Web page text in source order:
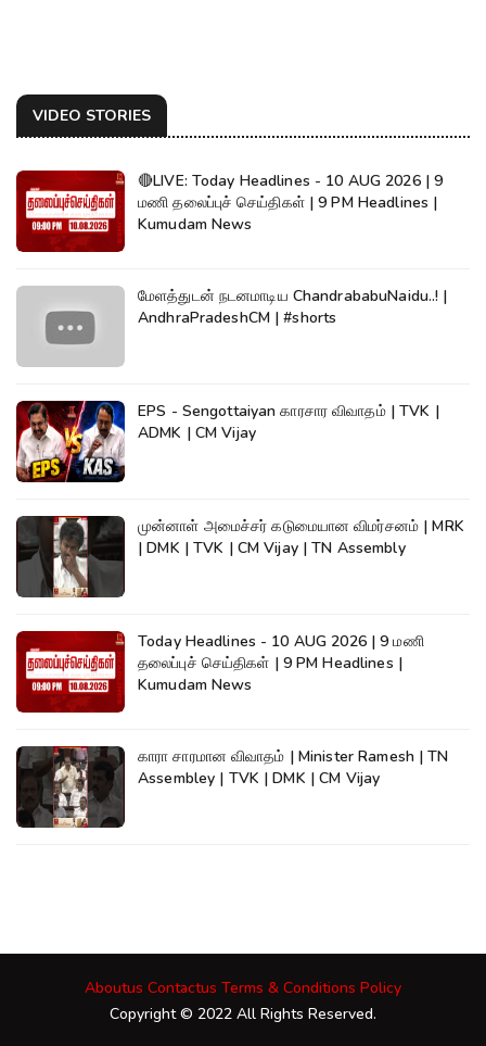
VIDEO STORIES
🔴LIVE: Today Headlines - 10 AUG 2026 | 9
மணி தலைப்புச் செய்திகள் | 9 PM Headlines |
Kumudam News
மேளத்துடன் நடனமாடிய ChandrababuNaidu..! |
AndhraPradeshCM | #shorts
EPS - Sengottaiyan காரசார விவாதம் | TVK |
ADMK | CM Vijay
முன்னாள் அமைச்சர் கடுமையான விமர்சனம் | MRK
| DMK | TVK | CM Vijay | TN Assembly
Today Headlines - 10 AUG 2026 | 9 மணி
தலைப்புச் செய்திகள் | 9 PM Headlines |
Kumudam News
காரா சாரமான விவாதம் | Minister Ramesh | TN
Assembley | TVK | DMK | CM Vijay
Aboutus Contactus Terms & Conditions Policy
Copyright © 2022 All Rights Reserved.